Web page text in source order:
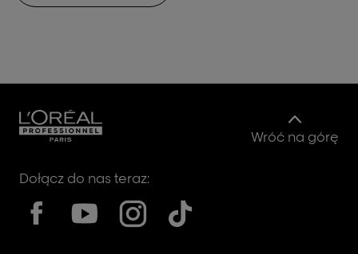
Wróć na górę
Dołącz do nas teraz: